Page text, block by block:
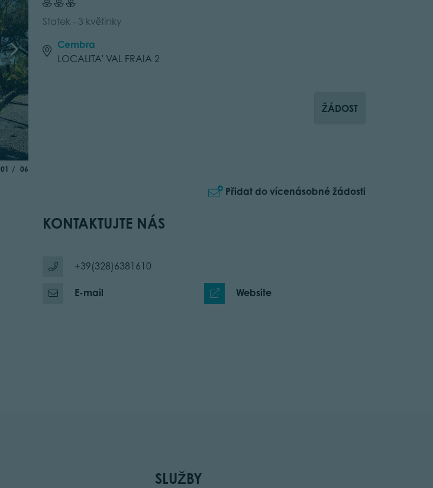
aria.slide_indicator.prefix
01 of
06
Statek - 3 květinky
Cembra
LOCALITA' VAL FRAIA 2
ŽÁDOST
Přidat do vícenásobné žádosti
KONTAKTUJTE NÁS
+39(328)6381610
E-mail Website
SLUŽBY